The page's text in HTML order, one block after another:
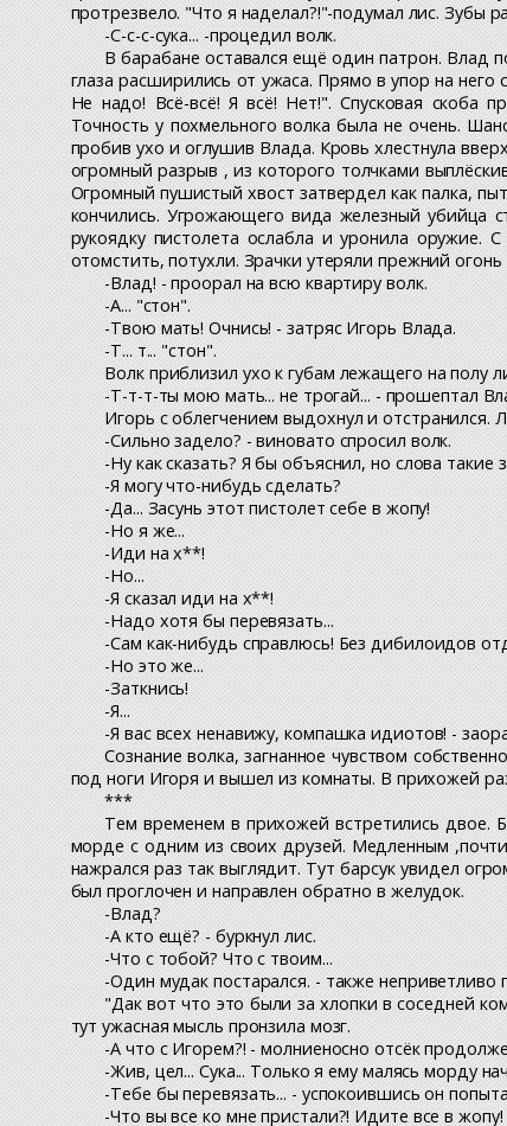
протрезвело. "Что я наделал?!"-подумал лис. Зубы
-С-с-с-сука... -процедил волк.
В барабане оставался ещё один патрон. Влад
глаза расширились от ужаса. Прямо в упор на
Не надо! Всё-всё! Я всё! Нет!". Спусковая скоба
Точность у похмельного волка была не очень.
пробив ухо и оглушив Влада. Кровь хлестнула
огромный разрыв , из которого толчками
Огромный пушистый хвост затвердел как палка,
кончились. Угрожающего вида железный убийца
рукоядку пистолета ослабла и уронила оружие.
отомстить, потухли. Зрачки утеряли прежний
-Влад! - проорал на всю квартиру волк.
-А... "стон".
-Твою мать! Очнись! - затряс Игорь Влада.
-Т... т... "стон".
Волк приблизил ухо к губам лежащего на полу
-Т-т-т-ты мою мать... не трогай... - прошептал
Игорь с облегчением выдохнул и
-Сильно задело? - виновато спросил волк.
-Ну как сказать? Я бы объяснил, но слова
-Я могу что-нибудь сделать?
-Да... Засунь этот пистолет себе в жопу!
-Но я же...
-Иди на х**!
-Но...
-Я сказал иди на х**!
-Надо хотя бы перевязать...
-Сам как-нибудь справлюсь! Без дибилоидов
-Но это же...
-Заткнись!
-Я...
-Я вас всех ненавижу, компашка идиотов! -
Сознание волка, загнанное чувством
под ноги Игоря и вышел из комнаты. В прихожей
***
Тем временем в прихожей встретились двое.
морде с одним из своих друзей. Медленным
нажрался раз так выглядит. Тут барсук увидел
был проглочен и направлен обратно в желудок.
-Влад?
-А кто ещё? - буркнул лис.
-Что с тобой? Что с твоим...
-Один мудак постарался. - также
"Дак вот что это были за хлопки в соседней
тут ужасная мысль пронзила мозг.
-А что с Игорем?! - молниеносно отсёк
-Жив, цел... Сука... Только я ему малясь морду
-Тебе бы перевязать... - успокоившись он
-Что вы все ко мне пристали?! Идите все в